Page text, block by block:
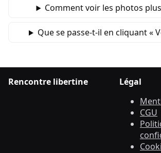
Comment voir les photos
Que se passe‑t‑il en cliquant «
Rencontre libertine
Légal
CGU